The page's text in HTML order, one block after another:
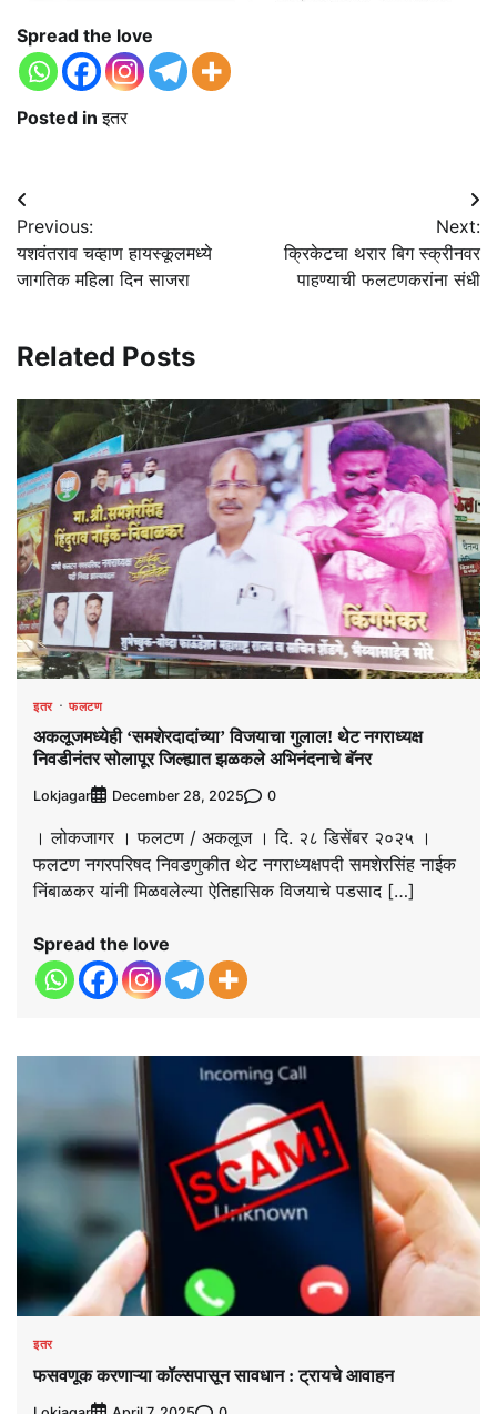
Spread the love
Posted inइतर
Post
navigation
Previous:
यशवंतराव चव्हाण हायस्कूलमध्ये
जागतिक महिला दिन साजरा
Next:
क्रिकेटचा थरार बिग स्क्रीनवर
पाहण्याची फलटणकरांना संधी
Related Posts
इतर फलटण
अकलूजमध्येही ‘समशेरदादांच्या’ विजयाचा गुलाल! थेट नगराध्यक्ष
निवडीनंतर सोलापूर जिल्ह्यात झळकले अभिनंदनाचे बॅनर
Lokjagar December 28, 2025 0
। लोकजागर । फलटण / अकलूज । दि. २८ डिसेंबर २०२५ ।
फलटण नगरपरिषद निवडणुकीत थेट नगराध्यक्षपदी समशेरसिंह नाईक
निंबाळकर यांनी मिळवलेल्या ऐतिहासिक विजयाचे पडसाद […]
Spread the love
इतर
फसवणूक करणाऱ्या कॉल्सपासून सावधान : ट्रायचे आवाहन